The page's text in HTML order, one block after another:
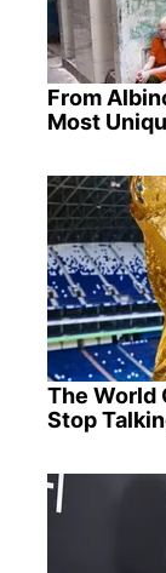
From
Most
The World
Stop